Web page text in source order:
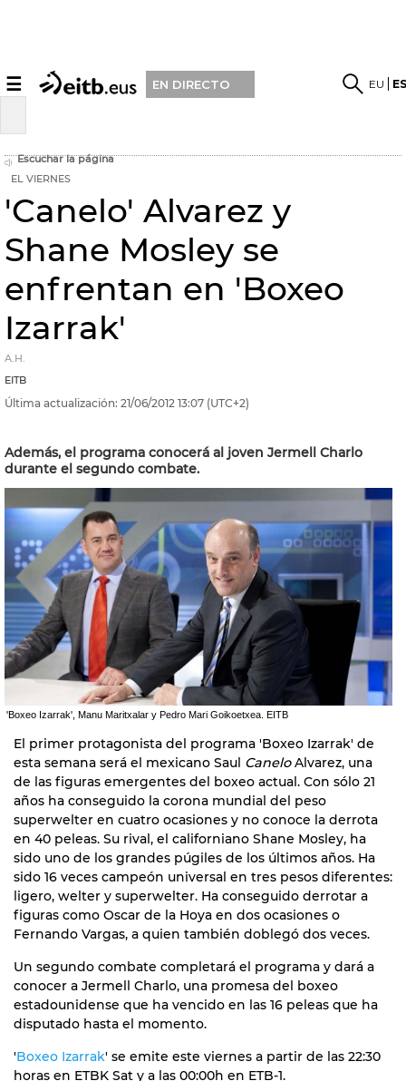
☰ EN DIRECTO EU
Escuchar la página
EL VIERNES
'Canelo' Alvarez y
Shane Mosley se
enfrentan en 'Boxeo
Izarrak'
A.H.
EITB
Última actualización: 21/06/2012 13:07 (UTC+2)
Además, el programa conocerá al joven Jermell Charlo
durante el segundo combate.
'Boxeo Izarrak', Manu Maritxalar y Pedro Mari Goikoetxea. EITB
El primer protagonista del programa 'Boxeo Izarrak' de
esta semana será el mexicano Saul CaneloAlvarez, una
de las figuras emergentes del boxeo actual. Con sólo 21
años ha conseguido la corona mundial del peso
superwelter en cuatro ocasiones y no conoce la derrota
en 40 peleas. Su rival, el californiano Shane Mosley, ha
sido uno de los grandes púgiles de los últimos años. Ha
sido 16 veces campeón universal en tres pesos diferentes:
ligero, welter y superwelter. Ha conseguido derrotar a
figuras como Oscar de la Hoya en dos ocasiones o
Fernando Vargas, a quien también doblegó dos veces.
Un segundo combate completará el programa y dará a
conocer a Jermell Charlo, una promesa del boxeo
estadounidense que ha vencido en las 16 peleas que ha
disputado hasta el momento.
'Boxeo Izarrak' se emite este viernes a partir de las 22:30
horas en ETBK Sat y a las 00:00h en ETB-1.